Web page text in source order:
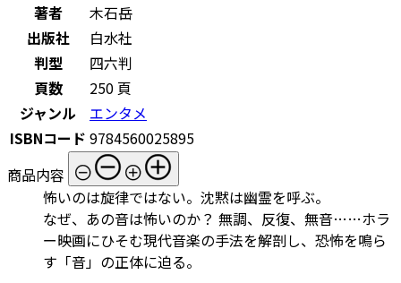
著者
木石岳
出版社
白水社
判型
四六判
頁数
250 頁
ジャンル
エンタメ
ISBNコード 9784560025895
商品内容
怖いのは旋律ではない。沈黙は幽霊を呼ぶ。
なぜ、あの音は怖いのか？ 無調、反復、無音……ホラ
ー映画にひそむ現代音楽の手法を解剖し、恐怖を鳴ら
す「音」の正体に迫る。